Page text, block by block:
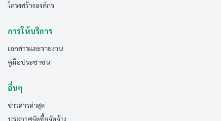
โครงสร้างองค์กร
การให้บริการ
เอกสารและรายงาน
คู่มือประชาชน
อื่นๆ
ข่าวสารล่าสุด
ประกาศจัดซื้อจัดจ้าง